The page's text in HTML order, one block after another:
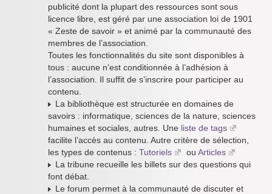
publicité dont la plupart des ressources sont sous
licence libre, est géré par une association loi de 1901
« Zeste de savoir » et animé par la communauté des
membres de l’association.
Toutes les fonctionnalités du site sont disponibles à
tous : aucune n’est conditionnée à l’adhésion à
l’association. Il suffit de s’inscrire pour participer au
contenu.
La bibliothèque est structurée en domaines de
savoirs : informatique, sciences de la nature, sciences
humaines et sociales, autres. Une liste de tags
facilite l’accès au contenu. Autre critère de sélection,
les types de contenus : Tutoriels ou Articles
La tribune recueille les billets sur des questions qui
font débat.
Le forum permet à la communauté de discuter et